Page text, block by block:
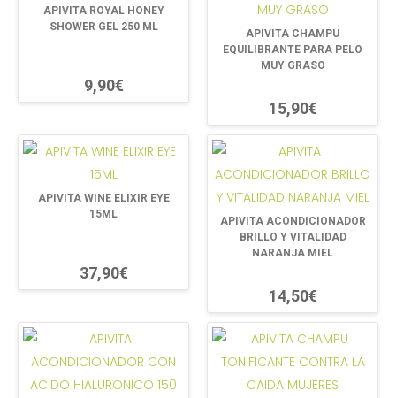
APIVITA ROYAL HONEY
SHOWER GEL 250 ML
9,90€
APIVITA CHAMPU
EQUILIBRANTE PARA PELO
MUY GRASO
15,90€
APIVITA WINE ELIXIR EYE
15ML
37,90€
APIVITA ACONDICIONADOR
BRILLO Y VITALIDAD
NARANJA MIEL
14,50€